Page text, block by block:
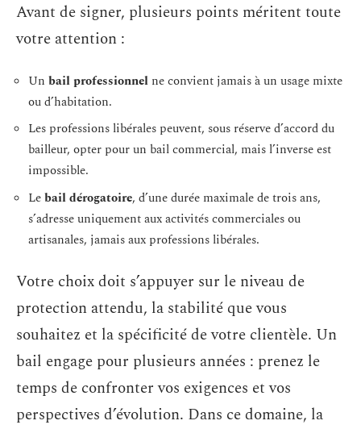
Avant de signer, plusieurs points méritent toute
votre attention :
Un bail professionnel ne convient jamais à un usage mixte
ou d’habitation.
Les professions libérales peuvent, sous réserve d’accord du
bailleur, opter pour un bail commercial, mais l’inverse est
impossible.
Lebail dérogatoire, d’une durée maximale de trois ans,
s’adresse uniquement aux activités commerciales ou
artisanales, jamais aux professions libérales.
Votre choix doit s’appuyer sur le niveau de
protection attendu, la stabilité que vous
souhaitez et la spécificité de votre clientèle. Un
bail engage pour plusieurs années : prenez le
temps de confronter vos exigences et vos
perspectives d’évolution. Dans ce domaine, la